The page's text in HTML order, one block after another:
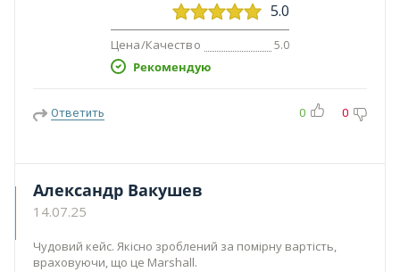
5.0
Цена/Качество 5.0
Рекомендую
Ответить 0 0
Александр Вакушев
14.07.25
Чудовий кейс. Якісно зроблений за помірну вартість,
враховуючи, що це Marshall.